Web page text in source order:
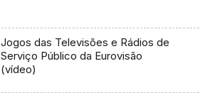
Jogos das Televisões e Rádios de
Serviço Público da Eurovisão
(vídeo)